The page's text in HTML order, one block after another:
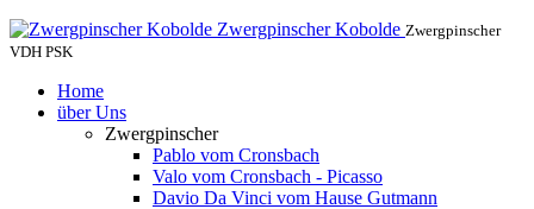
Zwergpinscher Kobolde Zwergpinscher
VDH PSK
Home
über Uns
Zwergpinscher
Pablo vom Cronsbach
Valo vom Cronsbach - Picasso
Davio Da Vinci vom Hause Gutmann